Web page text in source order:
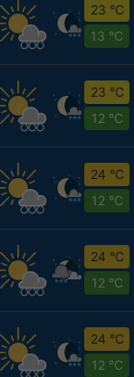
23 °C
13 °C
23 °C
12 °C
24 °C
12 °C
24 °C
12 °C
24 °C
12 °C